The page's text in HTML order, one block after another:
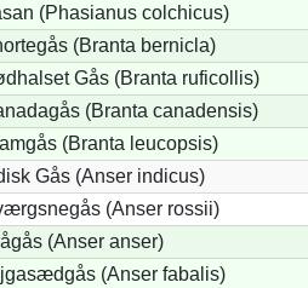
(Phasianus colchicus)
(Branta bernicla)
Gås (Branta ruficollis)
(Branta canadensis)
(Branta leucopsis)
Gås (Anser indicus)
(Anser rossii)
(Anser anser)
(Anser fabalis)